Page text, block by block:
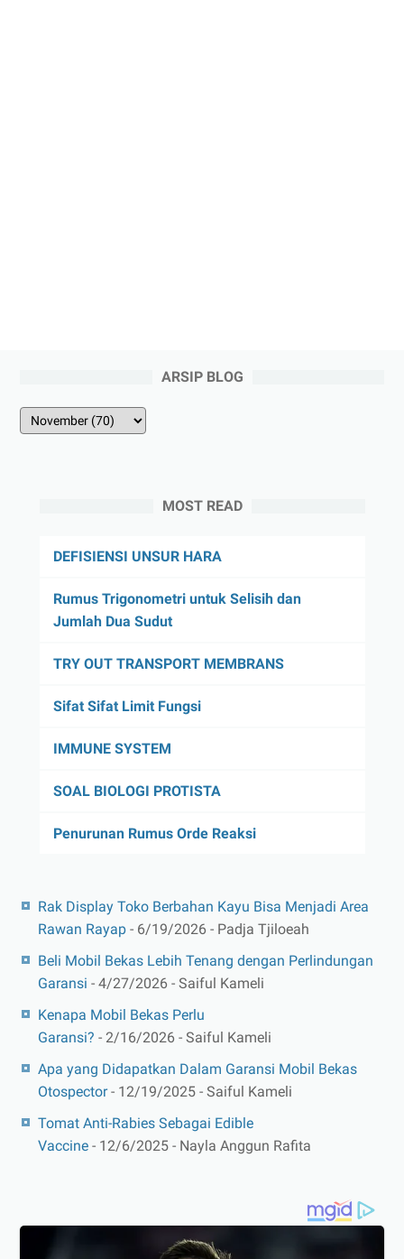
ARSIP BLOG
MOST READ
DEFISIENSI UNSUR HARA
Rumus Trigonometri untuk Selisih dan
Jumlah Dua Sudut
TRY OUT TRANSPORT MEMBRANS
Sifat Sifat Limit Fungsi
IMMUNE SYSTEM
SOAL BIOLOGI PROTISTA
Penurunan Rumus Orde Reaksi
Rak Display Toko Berbahan Kayu Bisa Menjadi Area
Rawan Rayap - 6/19/2026 - Padja Tjiloeah
Beli Mobil Bekas Lebih Tenang dengan Perlindungan
Garansi - 4/27/2026 - Saiful Kameli
Kenapa Mobil Bekas Perlu
Garansi? - 2/16/2026 - Saiful Kameli
Apa yang Didapatkan Dalam Garansi Mobil Bekas
Otospector- 12/19/2025 - Saiful Kameli
Tomat Anti-Rabies Sebagai Edible
Vaccine - 12/6/2025 - Nayla Anggun Rafita